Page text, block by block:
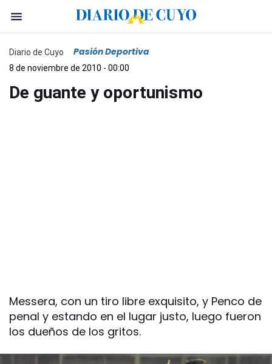
Diario de Cuyo Pasión Deportiva
8 de noviembre de 2010 - 00:00
De guante y oportunismo
Messera, con un tiro libre exquisito, y Penco de
penal y estando en el lugar justo, luego fueron
los dueños de los gritos.